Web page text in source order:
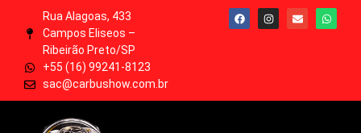
Rua Alagoas, 433
Campos Eliseos –
Ribeirão Preto/SP
+55 (16) 99241-8123
sac@carbushow.com.br